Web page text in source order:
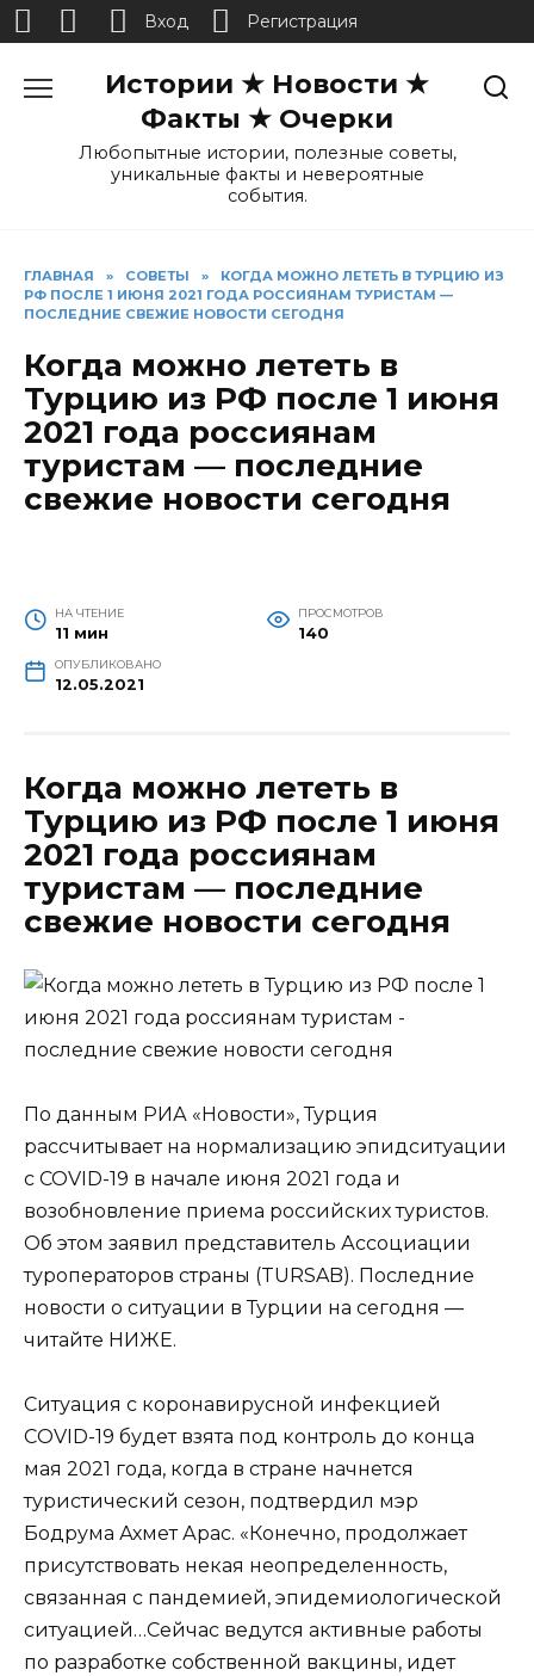
Истории ★ Новости ★
Факты ★ Очерки
Любопытные истории, полезные советы,
уникальные факты и невероятные
события.
ГЛАВНАЯ » СОВЕТЫ »
КОГДА МОЖНО ЛЕТЕТЬ В ТУРЦИЮ ИЗ
РФ ПОСЛЕ 1 ИЮНЯ 2021 ГОДА РОССИЯНАМ ТУРИСТАМ —
ПОСЛЕДНИЕ СВЕЖИЕ НОВОСТИ СЕГОДНЯ
Когда можно лететь в
Турцию из РФ после 1 июня
2021 года россиянам
туристам — последние
свежие новости сегодня
НА ЧТЕНИЕ
11 мин
ПРОСМОТРОВ
140
ОПУБЛИКОВАНО
12.05.2021
Когда можно лететь в
Турцию из РФ после 1 июня
2021 года россиянам
туристам — последние
свежие новости сегодня
По данным РИА «Новости», Турция
рассчитывает на нормализацию эпидситуации
с COVID-19 в начале июня 2021 года и
возобновление приема российских туристов.
Об этом заявил представитель Ассоциации
туроператоров страны (TURSAB). Последние
новости о ситуации в Турции на сегодня —
читайте НИЖЕ.
Ситуация с коронавирусной инфекцией
СOVID-19 будет взята под контроль до конца
мая 2021 года, когда в стране начнется
туристический сезон, подтвердил мэр
Бодрума Ахмет Арас. «Конечно, продолжает
присутствовать некая неопределенность,
связанная с пандемией, эпидемиологической
ситуацией…Сейчас ведутся активные работы
по разработке собственной вакцины, идет
Вход Регистрация